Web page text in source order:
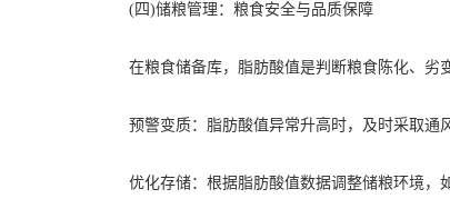
(四)储粮管理：粮食安全与品质保障
在粮食储备库，脂肪酸值是判断粮食陈化、劣变
预警变质：脂肪酸值异常升高时，及时采取通风
优化存储：根据脂肪酸值数据调整储粮环境，如